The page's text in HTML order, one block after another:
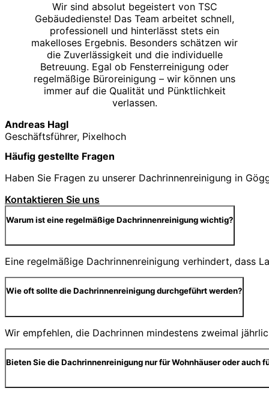
Wir sind absolut begeistert von TSC
Gebäudedienste! Das Team arbeitet schnell,
professionell und hinterlässt stets ein
makelloses Ergebnis. Besonders schätzen wir
die Zuverlässigkeit und die individuelle
Betreuung. Egal ob Fensterreinigung oder
regelmäßige Büroreinigung – wir können uns
immer auf die Qualität und Pünktlichkeit
verlassen.
Andreas Hagl
Geschäftsführer, Pixelhoch
Häufig gestellte Fragen
Haben Sie Fragen zu unserer Dachrinnenreinigung in
Kontaktieren Sie uns
Warum ist eine regelmäßige Dachrinnenreinigung wichtig?
Eine regelmäßige Dachrinnenreinigung verhindert, dass
Wie oft sollte die Dachrinnenreinigung durchgeführt werden?
Wir empfehlen, die Dachrinnen mindestens zweimal
Bieten Sie die Dachrinnenreinigung nur für Wohnhäuser oder auch